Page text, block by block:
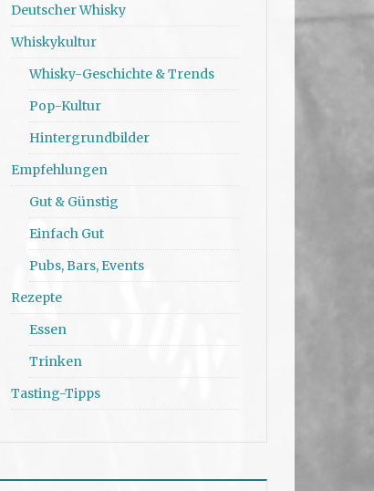
Deutscher Whisky
Whiskykultur
Whisky-Geschichte & Trends
Pop-Kultur
Hintergrundbilder
Empfehlungen
Gut & Günstig
Einfach Gut
Pubs, Bars, Events
Rezepte
Essen
Trinken
Tasting-Tipps